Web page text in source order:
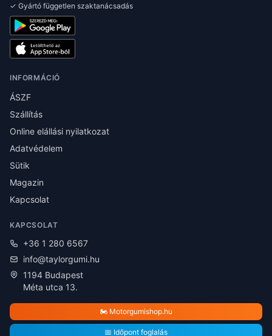
✓ Gyártó független szaktanácsadás
INFORMÁCIÓ
ÁSZF
Szállítás
Online elállási nyilatkozat
Adatvédelem
Sütik
Magazin
Kapcsolat
KAPCSOLAT
+36 1 280 6567
info@taylorgumi.hu
1194 Budapest
Méta utca 13.
🏍️ Motorgumishop.hu
📅 Időpont foglalás